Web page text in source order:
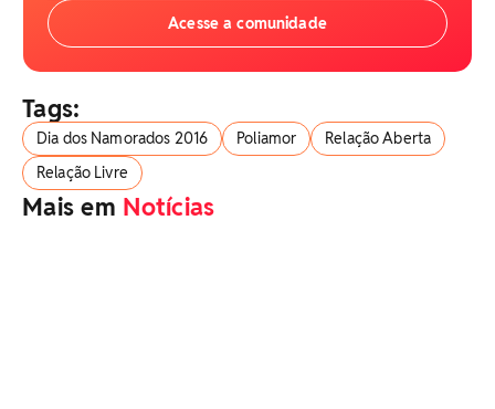
Acesse a comunidade
Tags:
Dia dos Namorados 2016 Poliamor
Relação Aberta
Relação Livre
Mais em Notícias